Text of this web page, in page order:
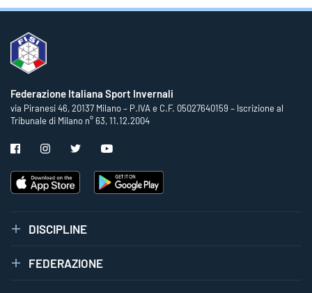
Federazione Italiana Sport Invernali
via Piranesi 46, 20137 Milano – P.IVA e C.F. 05027640159 – Iscrizione al
Tribunale di Milano n° 63, 11.12.2004
DISCIPLINE
FEDERAZIONE